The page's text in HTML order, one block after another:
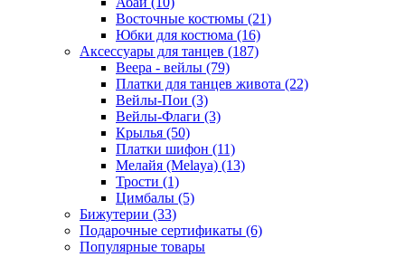
Восточные костюмы (21)
Юбки для костюма (16)
Аксессуары для танцев (187)
Веера - вейлы (79)
Платки для танцев живота (22)
Вейлы-Пои (3)
Вейлы-Флаги (3)
Крылья (50)
Платки шифон (11)
Мелайя (Melaya) (13)
Трости (1)
Цимбалы (5)
Бижутерии (33)
Подарочные сертификаты (6)
Популярные товары